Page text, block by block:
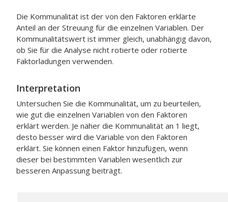
Die Kommunalität ist der von den Faktoren erklärte
Anteil an der Streuung für die einzelnen Variablen. Der
Kommunalitätswert ist immer gleich, unabhängig davon,
ob Sie für die Analyse nicht rotierte oder rotierte
Faktorladungen verwenden.
Interpretation
Untersuchen Sie die Kommunalität, um zu beurteilen,
wie gut die einzelnen Variablen von den Faktoren
erklärt werden. Je näher die Kommunalität an 1 liegt,
desto besser wird die Variable von den Faktoren
erklärt. Sie können einen Faktor hinzufügen, wenn
dieser bei bestimmten Variablen wesentlich zur
besseren Anpassung beiträgt.